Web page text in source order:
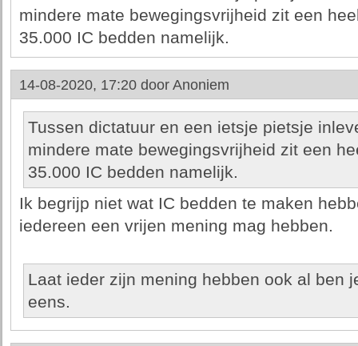
mindere mate bewegingsvrijheid zit een
35.000 IC bedden namelijk.
14-08-2020, 17:20 door Anoniem
Tussen dictatuur en een ietsje pietsje
mindere mate bewegingsvrijheid zit een
35.000 IC bedden namelijk.
Ik begrijp niet wat IC bedden te maken
iedereen een vrijen mening mag hebben.
Laat ieder zijn mening hebben ook al ben
eens.